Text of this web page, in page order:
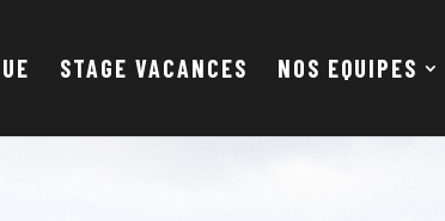
STAGE VACANCES NOS EQUIPES